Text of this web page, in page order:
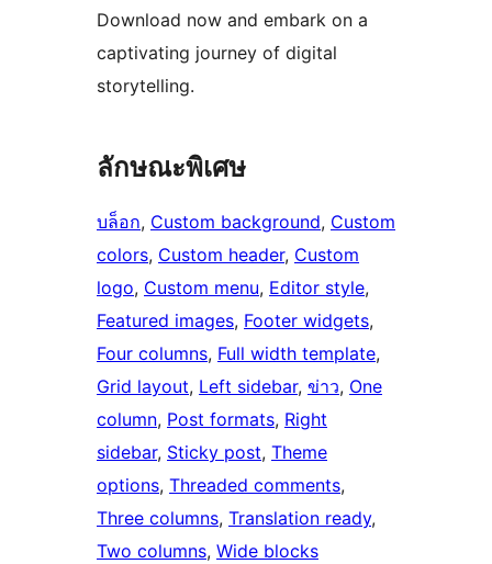
Download now and embark on a
captivating journey of digital
storytelling.
ลักษณะพิเศษ
บล็อก, Custom background, Custom
colors, Custom header, Custom
logo, Custom menu, Editor style
Featured images, Footer widgets
Four columns, Full width template
Grid layout, Left sidebar, ข่าว, One
column, Post formats, Right
sidebar, Sticky post, Theme
options, Threaded comments
Three columns, Translation ready
Two columns, Wide blocks